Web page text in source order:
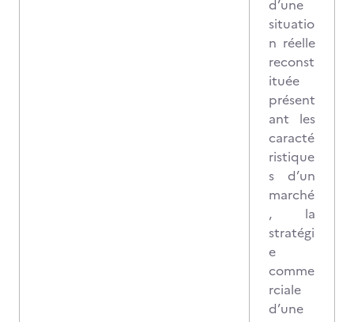
d’une
situatio
n réelle
reconst
ituée
présent
ant les
caracté
ristique
s d’un
marché
, la
stratégi
e
comme
rciale
d’une